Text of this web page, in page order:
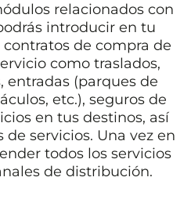
relacionados con
introducir en tu
de compra de
como traslados,
entradas (parques de
etc.), seguros de
en tus destinos, así
servicios. Una vez en
todos los servicios
de distribución.